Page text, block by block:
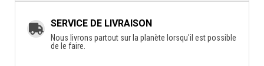
SERVICE DE LIVRAISON
Nous livrons partout sur la planète lorsqu'il est possible
de le faire.